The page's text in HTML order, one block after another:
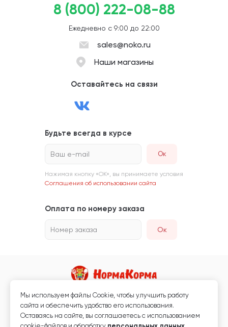
8 (800) 222-08-88
Ежедневно с 9:00 до 22:00
sales@noko.ru
Наши магазины
Оставайтесь на связи
Будьте всегда в курсе
Ваш e-mail
Нажимая кнопку «ОК», вы принимаете условия
Соглашения об использовании сайта
Оплата по номеру заказа
Номер заказа Ок
Магазин кормов для животных и ветаптека
Любая информация, размещённая на сайте, не является публичной
офертой.
Мы используем файлы Сookie, чтобы улучшить работу
сайта и обеспечить удобство его использования.
Оставаясь на сайте, вы соглашаетесь с использованием